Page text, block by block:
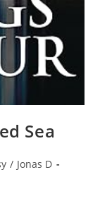
Sea
/ Jonas D